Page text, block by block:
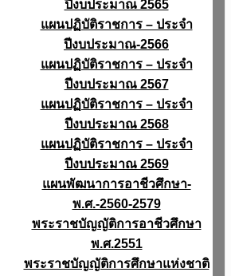
ปีงบประมาณ 2565
แผนปฏิบัติราชการ – ประจำ
ปีงบประมาณ-2566
แผนปฏิบัติราชการ – ประจำ
ปีงบประมาณ 2567
แผนปฏิบัติราชการ – ประจำ
ปีงบประมาณ 2568
แผนปฏิบัติราชการ – ประจำ
ปีงบประมาณ 2569
แผนพัฒนาการอาชีวศึกษา-
พ.ศ.-2560-2579
พระราชบัญญัติการอาชีวศึกษา
พ.ศ.2551
พระราชบัญญัติการศึกษาแห่งชาติ